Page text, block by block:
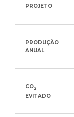
PROJETO
PRODUÇÃO
ANUAL
CO2
EVITADO